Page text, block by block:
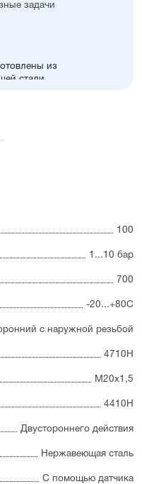
задачи
из
стали
мм
100
1...10 бар
700
-20...+80С
с наружной резьбой
4710Н
М20х1,5
4410Н
Двустороннего действия
Нержавеющая сталь
С помощью датчика